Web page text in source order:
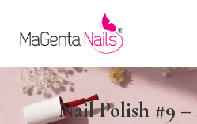
Nail Polish #9